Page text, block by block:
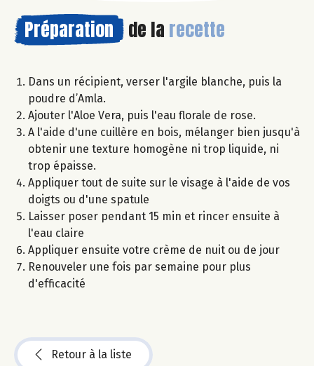
Préparation de la recette
Dans un récipient, verser l'argile blanche, puis la
poudre d’Amla.
Ajouter l'Aloe Vera, puis l'eau florale de rose.
A l'aide d'une cuillère en bois, mélanger bien jusqu'à
obtenir une texture homogène ni trop liquide, ni
trop épaisse.
Appliquer tout de suite sur le visage à l'aide de vos
doigts ou d'une spatule
Laisser poser pendant 15 min et rincer ensuite à
l'eau claire
Appliquer ensuite votre crème de nuit ou de jour
Renouveler une fois par semaine pour plus
d'efficacité
Retour à la liste